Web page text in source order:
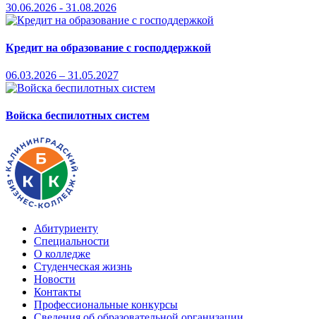
30.06.2026 - 31.08.2026
Кредит на образование с господдержкой
06.03.2026 – 31.05.2027
Войска беспилотных систем
Абитуриенту
Специальности
О колледже
Студенческая жизнь
Новости
Контакты
Профессиональные конкурсы